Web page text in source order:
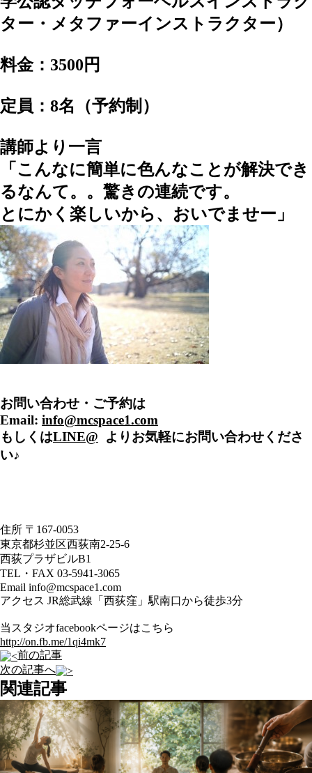
ター・メタファーインストラクター）
料金：3500円
定員：8名（予約制）
講師より一言
「こんなに簡単に色んなことが解決でき
るなんて。。驚きの連続です。
とにかく楽しいから、おいでませー」
お問い合わせ・ご予約は
Email: info@mcspace1.com
もしくはLINE@ よりお気軽にお問い合わせくださ
い♪
住所 〒167-0053
東京都杉並区西荻南2-25-6
西荻プラザビルB1
TEL・FAX 03-5941-3065
Email info@mcspace1.com
アクセス JR総武線「西荻窪」駅南口から徒歩3分
当スタジオfacebookページはこちら
http://on.fb.me/1qi4mk7
前の記事
次の記事へ
関連記事